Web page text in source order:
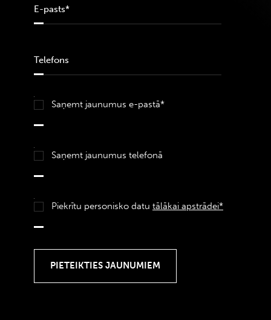
Saņemt jaunumus e-pastā*
Saņemt jaunumus telefonā
Piekrītu personisko datu tālākai apstrādei*